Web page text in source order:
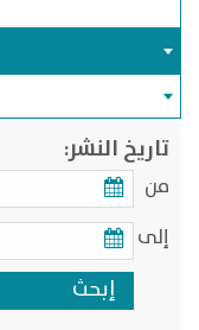
تاريخ النشر:
من
إلى